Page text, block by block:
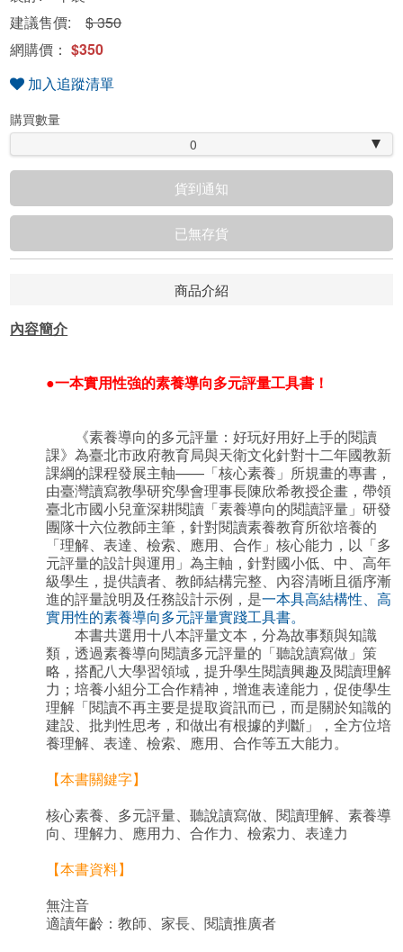
建議售價:$ 350
網購價：$350
加入追蹤清單
購買數量
0
貨到通知
已無存貨
商品介紹
內容簡介
●一本實用性強的素養導向多元評量工具書！
《素養導向的多元評量：好玩好用好上手的閱讀
課》為臺北市政府教育局與天衛文化針對十二年國教新
課綱的課程發展主軸——「核心素養」所規畫的專書，
由臺灣讀寫教學研究學會理事長陳欣希教授企畫，帶領
臺北市國小兒童深耕閱讀「素養導向的閱讀評量」研發
團隊十六位教師主筆，針對閱讀素養教育所欲培養的
「理解、表達、檢索、應用、合作」核心能力，以「多
元評量的設計與運用」為主軸，針對國小低、中、高年
級學生，提供讀者、教師結構完整、內容清晰且循序漸
進的評量說明及任務設計示例，是一本具高結構性、高
實用性的素養導向多元評量實踐工具書。
本書共選用十八本評量文本，分為故事類與知識
類，透過素養導向閱讀多元評量的「聽說讀寫做」策
略，搭配八大學習領域，提升學生閱讀興趣及閱讀理解
力；培養小組分工合作精神，增進表達能力，促使學生
理解「閱讀不再主要是提取資訊而已，而是關於知識的
建設、批判性思考，和做出有根據的判斷」，全方位培
養理解、表達、檢索、應用、合作等五大能力。
【本書關鍵字】
核心素養、多元評量、聽說讀寫做、閱讀理解、素養導
向、理解力、應用力、合作力、檢索力、表達力
【本書資料】
無注音
適讀年齡：教師、家長、閱讀推廣者